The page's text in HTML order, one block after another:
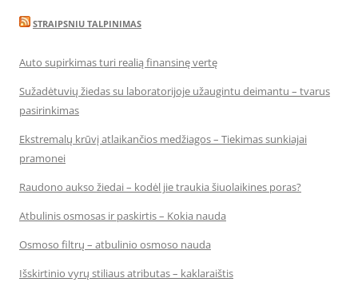
STRAIPSNIU TALPINIMAS
Auto supirkimas turi realią finansinę vertę
Sužadėtuvių žiedas su laboratorijoje užaugintu deimantu – tvarus
pasirinkimas
Ekstremalų krūvį atlaikančios medžiagos – Tiekimas sunkiajai
pramonei
Raudono aukso žiedai – kodėl jie traukia šiuolaikines poras?
Atbulinis osmosas ir paskirtis – Kokia nauda
Osmoso filtrų – atbulinio osmoso nauda
Išskirtinio vyrų stiliaus atributas – kaklaraištis